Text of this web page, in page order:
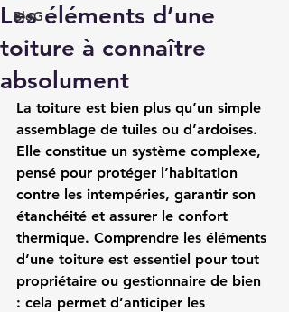
BloG
Les éléments d’une
toiture à connaître
absolument
La toiture est bien plus qu’un simple
assemblage de tuiles ou d’ardoises.
Elle constitue un système complexe,
pensé pour protéger l’habitation
contre les intempéries, garantir son
étanchéité et assurer le confort
thermique. Comprendre les éléments
d’une toiture est essentiel pour tout
propriétaire ou gestionnaire de bien
: cela permet d’anticiper les